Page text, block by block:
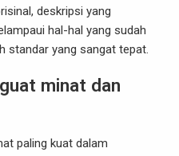
deskripsi yang
hal-hal yang sudah
standar yang sangat tepat.
minat dan
paling kuat dalam